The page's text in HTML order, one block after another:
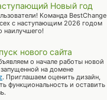
Новый год
Команда BestChange
с наступающим 2026 годом
наилучшего!
нового сайта
о начале работы новой
на домене
. Приглашаем оценить дизайн,
функциональность и оставить